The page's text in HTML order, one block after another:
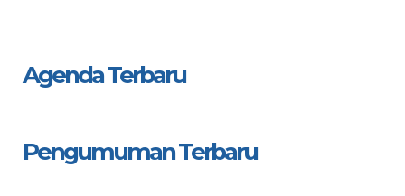
Agenda Terbaru
Pengumuman Terbaru